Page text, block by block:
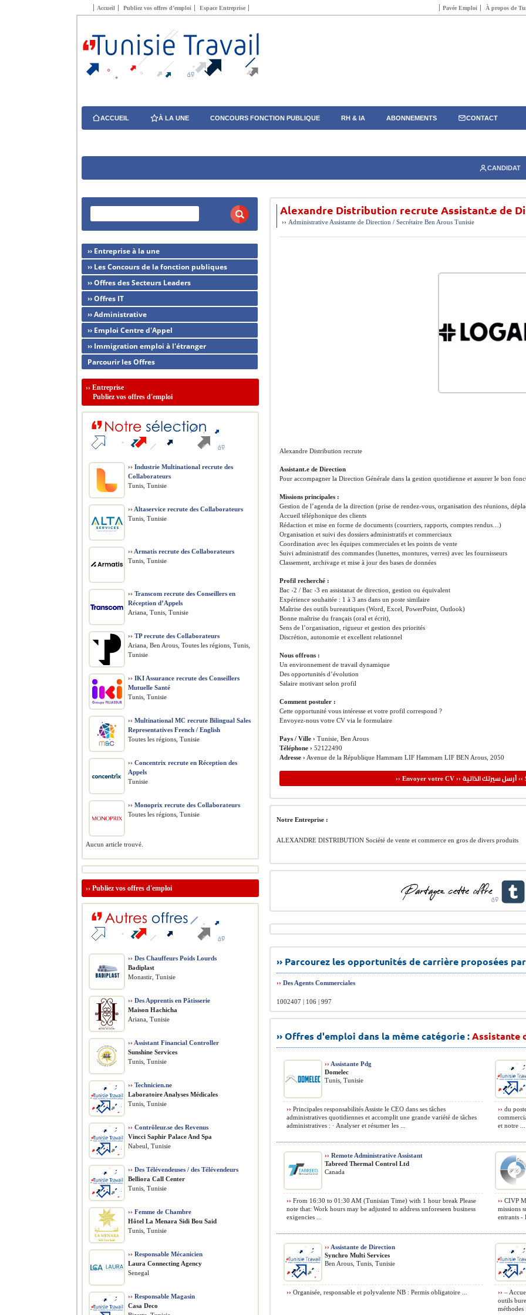
Accueil Publiez vos offres d’emploi Espace Entreprise Pavée Emploi À propos de
ACCUEIL À LA UNE CONCOURS FONCTION PUBLIQUE RH & IA ABONNEMENTS CONTACT
CANDIDAT
Alexandre Distribution recrute Assistant.e de
›› Administrative Assistante de Direction / Secrétaire Ben Arous Tunisie
Alexandre Distribution recrute
Assistant.e de Direction
Pour accompagner la Direction Générale dans la gestion quotidienne et assurer le bon
Missions principales :
Gestion de l’agenda de la direction (prise de rendez-vous, organisation des réunions,
Accueil téléphonique des clients
Rédaction et mise en forme de documents (courriers, rapports, comptes rendus…)
Organisation et suivi des dossiers administratifs et commerciaux
Coordination avec les équipes commerciales et les points de vente
Suivi administratif des commandes (lunettes, montures, verres) avec les fournisseurs
Classement, archivage et mise à jour des bases de données
Profil recherché :
Bac ›2 / Bac ›3 en assistanat de direction, gestion ou équivalent
Expérience souhaitée : 1 à 3 ans dans un poste similaire
Maîtrise des outils bureautiques (Word, Excel, PowerPoint, Outlook)
Bonne maîtrise du français (oral et écrit),
Sens de l’organisation, rigueur et gestion des priorités
Discrétion, autonomie et excellent relationnel
Nous offrons :
Un environnement de travail dynamique
Des opportunités d’évolution
Salaire motivant selon profil
Comment postuler :
Cette opportunité vous intéresse et votre profil correspond ?
Envoyez-nous votre CV via le formulaire
Pays / Ville › Tunisie, Ben Arous
Téléphone › 52122490
Adresse › Avenue de la République Hammam LIF Hammam LIF BEN Arous, 2050
›› Envoyer votre CV ›› أرسل سيرتك الذاتية‹‹
Notre Entreprise :
ALEXANDRE DISTRIBUTION Société de vente et commerce en gros de divers produits
›› Parcourez les opportunités de carrière proposées
›› Des Agents Commerciales
1002407 | 106 | 997
›› Offres d'emploi dans la même catégorie :Assistante
›› Assistante Pdg
Domelec
Tunis, Tunisie
›› Principales responsabilités Assiste le CEO dans ses tâches
administratives quotidiennes et accomplit une grande variété de tâches
administratives : · Analyser et résumer les ...
›› du
et notre ...
›› Remote Administrative Assistant
Tabreed Thermal Control Ltd
Canada
›› From 16:30 to 01:30 AM (Tunisian Time) with 1 hour break Please
note that: Work hours may be adjusted to address unforeseen business
exigencies ...
›› CIVP
missions
entrants -
›› Assistante de Direction
Synchro Multi Services
Ben Arous, Tunis, Tunisie
›› Organisée, responsable et polyvalente NB : Permis obligatoire ... ›› –
outils
méthodes
›› Entreprise à la une
›› Les Concours de la fonction publiques
›› Offres des Secteurs Leaders
›› Offres IT
›› Administrative
›› Emploi Centre d'Appel
›› Immigration emploi à l'étranger
Parcourir les Offres
›› Entreprise
Publiez vos offres d'emploi
›› Industrie Multinational recrute des
Collaborateurs
Tunis, Tunisie
›› Altaservice recrute des Collaborateurs
Tunis, Tunisie
›› Armatis recrute des Collaborateurs
Tunis, Tunisie
›› Transcom recrute des Conseillers en
Réception d’Appels
Ariana, Tunis, Tunisie
›› TP recrute des Collaborateurs
Ariana, Ben Arous, Toutes les régions, Tunis,
Tunisie
›› IKI Assurance recrute des Conseillers
Mutuelle Santé
Tunis, Tunisie
›› Multinational MC recrute Bilingual Sales
Representatives French / English
Toutes les régions, Tunisie
›› Concentrix recrute en Réception des
Appels
Tunisie
›› Monoprix recrute des Collaborateurs
Toutes les régions, Tunisie
Aucun article trouvé.
›› Publiez vos offres d'emploi
›› Des Chauffeurs Poids Lourds
Badiplast
Monastir, Tunisie
›› Des Apprentis en Pâtisserie
Maison Hachicha
Ariana, Tunisie
›› Assistant Financial Controller
Sunshine Services
Tunis, Tunisie
›› Technicien.ne
Laboratoire Analyses Médicales
Tunis, Tunisie
›› Contrôleur.se des Revenus
Vincci Saphir Palace And Spa
Nabeul, Tunisie
›› Des Télévendeuses / des Télévendeurs
Belliora Call Center
Tunis, Tunisie
›› Femme de Chambre
Hôtel La Menara Sidi Bou Said
Tunis, Tunisie
›› Responsable Mécanicien
Laura Connecting Agency
Senegal
›› Responsable Magasin
Casa Deco